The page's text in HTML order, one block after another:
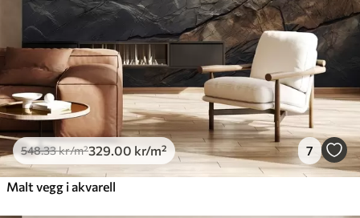
Premium vinyl
650 .00 /m²
Peel and Stick
925.00 .00 /m²
548.33kr/m²329 .00 kr/m² 7
Malt vegg i akvarell